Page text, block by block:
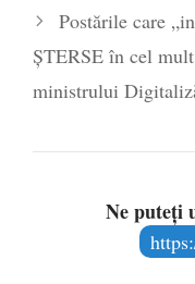
Postările care
ȘTERSE în cel
ministrului
Ne puteți